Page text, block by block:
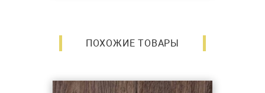
ПОХОЖИЕ ТОВАРЫ